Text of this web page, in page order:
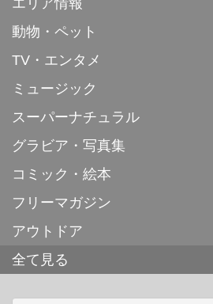
動物・ペット
TV・エンタメ
ミュージック
スーパーナチュラル
グラビア・写真集
コミック・絵本
フリーマガジン
アウトドア
全て見る